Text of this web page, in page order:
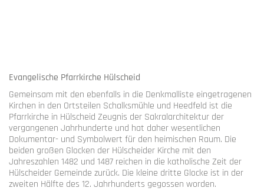
Evangelische Pfarrkirche Hülscheid
Gemeinsam mit den ebenfalls in die Denkmalliste eingetragenen
Kirchen in den Ortsteilen Schalksmühle und Heedfeld ist die
Pfarrkirche in Hülscheid Zeugnis der Sakralarchitektur der
vergangenen Jahrhunderte und hat daher wesentlichen
Dokumentar- und Symbolwert für den heimischen Raum. Die
beiden großen Glocken der Hülscheider Kirche mit den
Jahreszahlen 1482 und 1487 reichen in die katholische Zeit der
Hülscheider Gemeinde zurück. Die kleine dritte Glocke ist in der
zweiten Hälfte des 12. Jahrhunderts gegossen worden.